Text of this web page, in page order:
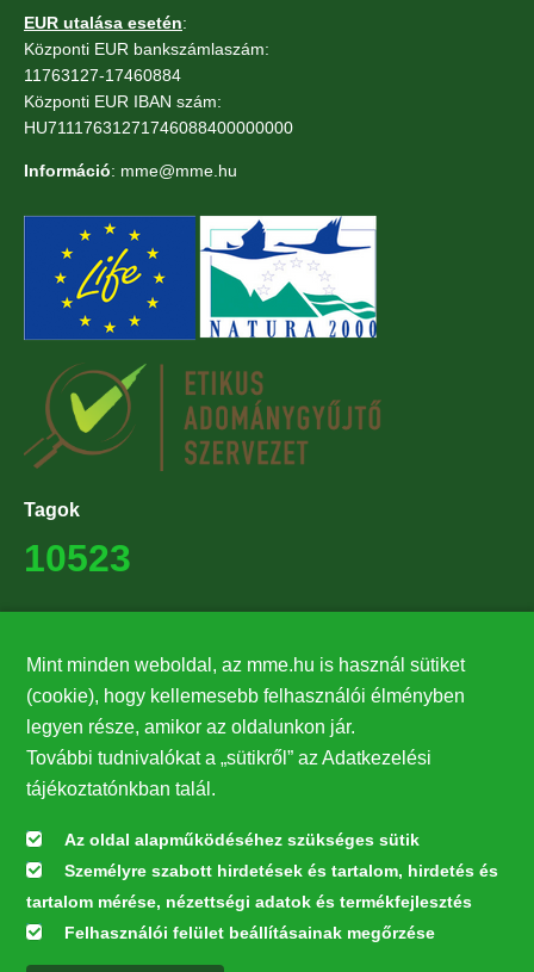
EUR utalása esetén:
Központi EUR bankszámlaszám:
11763127-17460884
Központi EUR IBAN szám:
HU71117631271746088400000000
Információ: mme@mme.hu
Tagok
10523
27224
Hírlevél feliratkozás
Értesüljön elsőként legfrissebb híreinkről, eseményeinkről!
Feliratkozás
Mint minden weboldal, az mme.hu is használ sütiket
(cookie), hogy kellemesebb felhasználói élményben
legyen része, amikor az oldalunkon jár.
További tudnivalókat a „sütikről” az Adatkezelési
tájékoztatónkban talál.
Az oldal alapműködéséhez szükséges sütik
Személyre szabott hirdetések és tartalom, hirdetés és
tartalom mérése, nézettségi adatok és termékfejlesztés
Felhasználói felület beállításainak megőrzése